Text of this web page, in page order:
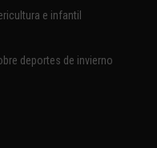
e infantil
deportes de invierno